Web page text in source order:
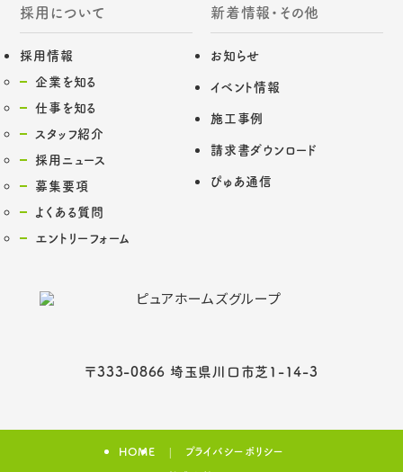
採用について
採用情報
企業を知る
仕事を知る
スタッフ紹介
採用ニュース
募集要項
よくある質問
エントリーフォーム
新着情報・その他
お知らせ
イベント情報
施工事例
請求書ダウンロード
ぴゅあ通信
〒333-0866 埼玉県川口市芝1-14-3
HOME
プライバシーポリシー